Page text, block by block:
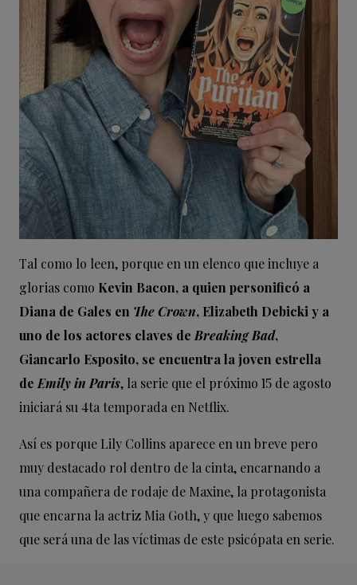
Tal como lo leen, porque en un elenco que incluye a
glorias como Kevin Bacon, a quien personificó a
Diana de Gales en The Crown, Elizabeth Debicki y a
uno de los actores claves de Breaking Bad,
Giancarlo Esposito, se encuentra la joven estrella
de Emily in Paris, la serie que el próximo 15 de agosto
iniciará su 4ta temporada en Netflix.
Así es porque Lily Collins aparece en un breve pero
muy destacado rol dentro de la cinta, encarnando a
una compañera de rodaje de Maxine, la protagonista
que encarna la actriz Mia Goth, y que luego sabemos
que será una de las víctimas de este psicópata en serie.